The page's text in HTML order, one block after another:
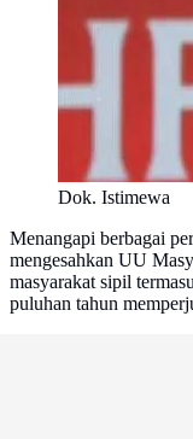
Dok. Istimewa
Menangapi berbagai
mengesahkan UU
masyarakat sipil
puluhan tahun